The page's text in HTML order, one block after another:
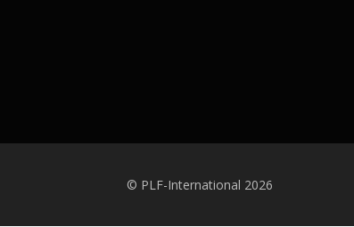
© PLF-International 2026